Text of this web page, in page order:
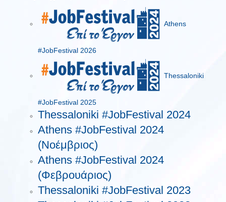
Athens
#JobFestival 2026
Thessaloniki
#JobFestival 2025
Thessaloniki #JobFestival 2024
Athens #JobFestival 2024
(Νοέμβριος)
Athens #JobFestival 2024
(Φεβρουάριος)
Thessaloniki #JobFestival 2023